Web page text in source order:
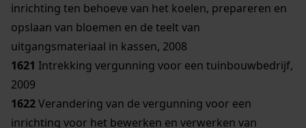
inrichting ten behoeve van het koelen, prepareren en
opslaan van bloemen en de teelt van
uitgangsmateriaal in kassen, 2008
1621 Intrekking vergunning voor een tuinbouwbedrijf,
2009
1622Verandering van de vergunning voor een
inrichting voor het bewerken en verwerken van